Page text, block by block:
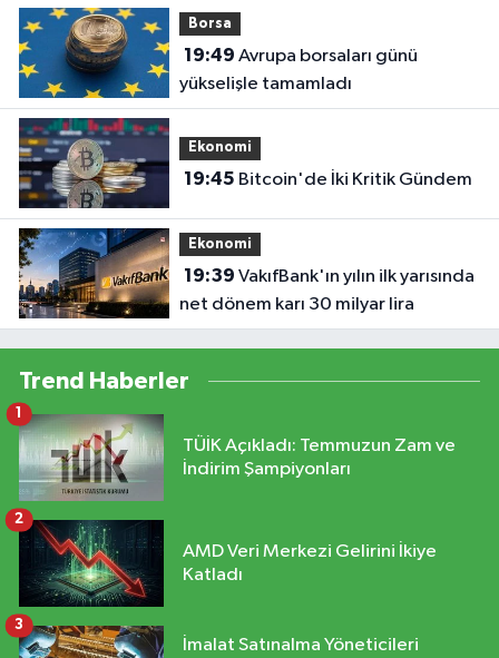
Borsa
19:49
yükselişle tamamladı
Ekonomi
19:45 Bitcoin'de İki Kritik Gündem
Ekonomi
19:39
net dönem karı 30 milyar lira
Trend Haberler
TÜİK Açıkladı: Temmuzun Zam ve
İndirim Şampiyonları
1
AMD Veri Merkezi Gelirini İkiye
Katladı
2
İmalat Satınalma Yöneticileri
3